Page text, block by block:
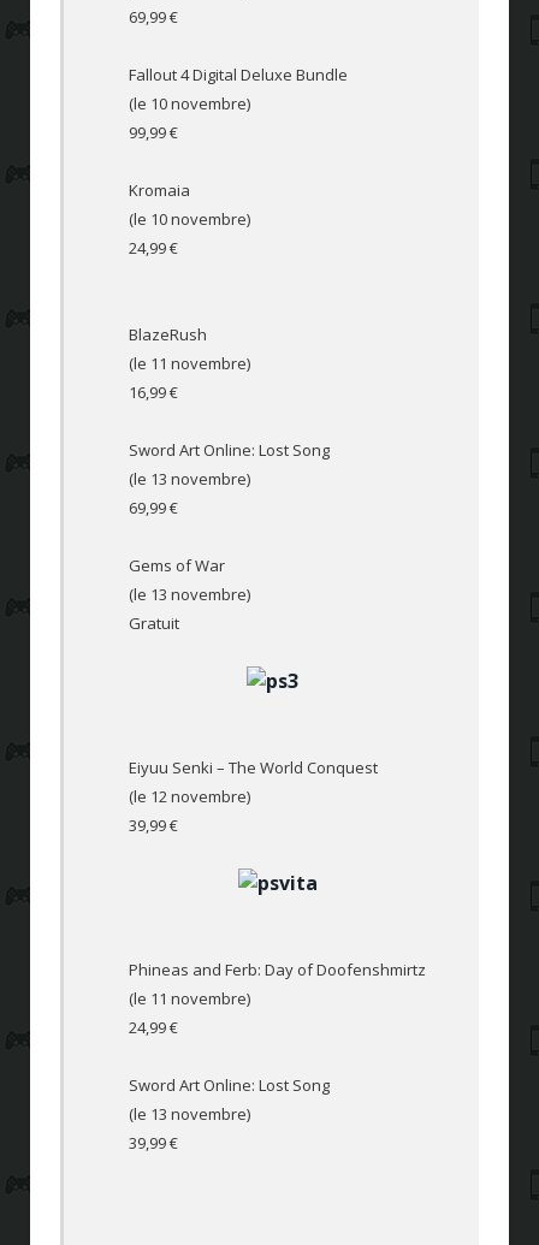
69,99 €
Fallout 4 Digital Deluxe Bundle
(le 10 novembre)
99,99 €
Kromaia
(le 10 novembre)
24,99 €
BlazeRush
(le 11 novembre)
16,99 €
Sword Art Online: Lost Song
(le 13 novembre)
69,99 €
Gems of War
(le 13 novembre)
Gratuit
Eiyuu Senki – The World Conquest
(le 12 novembre)
39,99 €
Phineas and Ferb: Day of Doofenshmirtz
(le 11 novembre)
24,99 €
Sword Art Online: Lost Song
(le 13 novembre)
39,99 €